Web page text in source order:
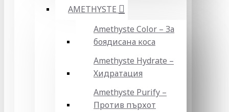
AMETHYSTE
Amethyste Color – За
боядисана коса
Amethyste Hydrate –
Хидратация
Amethyste Purify –
Против пърхот